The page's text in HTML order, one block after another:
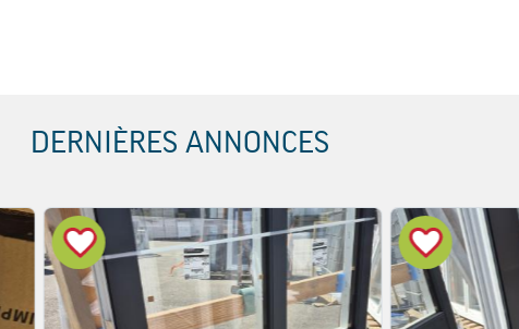
DERNIÈRES ANNONCES